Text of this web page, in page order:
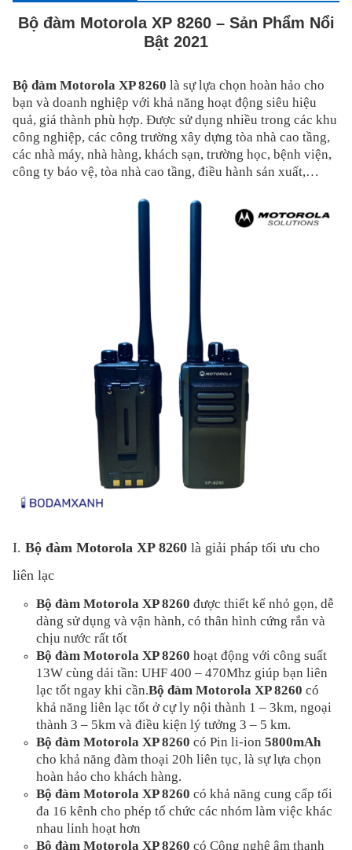
Bộ đàm Motorola XP 8260 – Sản Phẩm Nổi
Bật 2021
Bộ đàm Motorola XP 8260 là sự lựa chọn hoàn hảo cho
bạn và doanh nghiệp với khả năng hoạt động siêu hiệu
quả, giá thành phù hợp. Được sử dụng nhiều trong các khu
công nghiệp, các công trường xây dựng tòa nhà cao tầng,
các nhà máy, nhà hàng, khách sạn, trường học, bệnh viện,
công ty bảo vệ, tòa nhà cao tầng, điều hành sản xuất,…
I. Bộ đàm Motorola XP 8260 là giải pháp tối ưu cho
liên lạc
Bộ đàm Motorola XP 8260 được thiết kế nhỏ gọn, dễ
dàng sử dụng và vận hành, có thân hình cứng rắn và
chịu nước rất tốt
Bộ đàm Motorola XP 8260 hoạt động với công suất
13W cùng dải tần: UHF 400 – 470Mhz giúp bạn liên
lạc tốt ngay khi cần.Bộ đàm Motorola XP 8260 có
khả năng liên lạc tốt ở cự ly nội thành 1 – 3km, ngoại
thành 3 – 5km và điều kiện lý tưởng 3 – 5 km.
Bộ đàm Motorola XP 8260 có Pin li-ion 5800mAh
cho khả năng đàm thoại 20h liên tục, là sự lựa chọn
hoàn hảo cho khách hàng.
Bộ đàm Motorola XP 8260 có khả năng cung cấp tối
đa 16 kênh cho phép tổ chức các nhóm làm việc khác
nhau linh hoạt hơn
Bộ đàm Motorola XP 8260 có Công nghệ âm thanh